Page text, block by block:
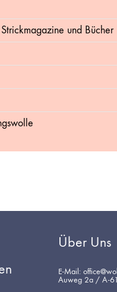
und Bücher
Über Uns
E-Mail:
Auweg 2a / A-